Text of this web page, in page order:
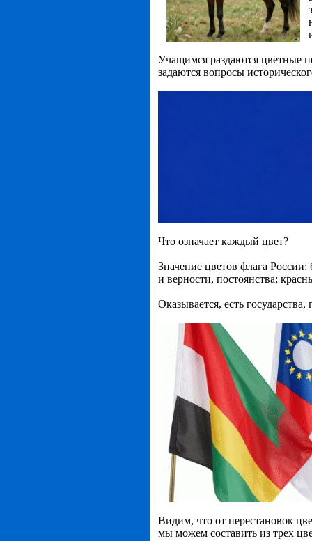
Учащимся раздаются цветные
задаются вопросы
Что означает каждый цвет?
Значение цветов флага
и верности, постоянства;
Оказывается, есть
Видим, что от перестановок
мы можем составить из трех